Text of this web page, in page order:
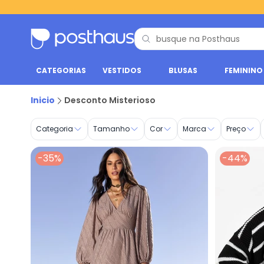
CATEGORIAS VESTIDOS BLUSAS FEMININO
Inicio Desconto Misterioso
Categoria Tamanho Cor Marca Preço
-35% -44%